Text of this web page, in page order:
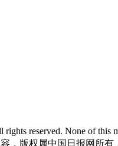
reserved. None of
，版权属中国日报网所